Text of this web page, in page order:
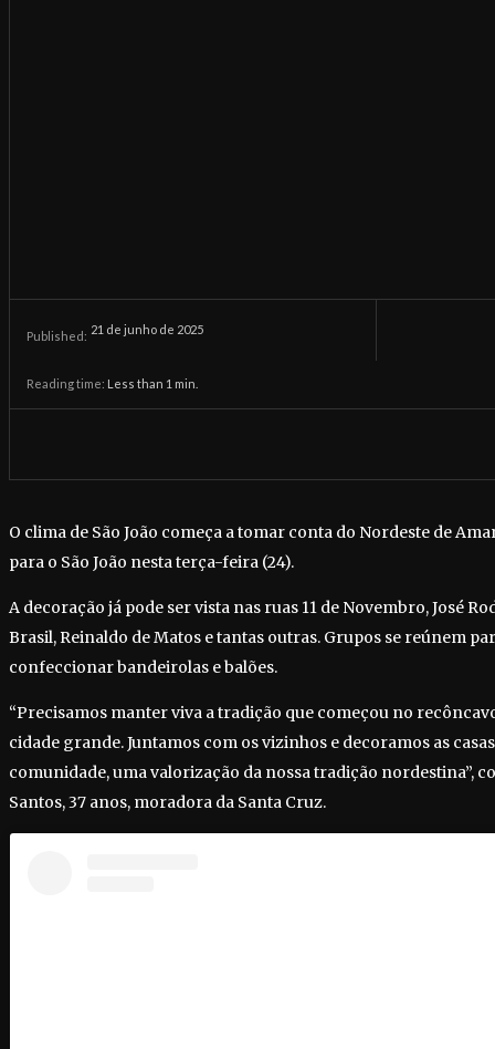
Published: 21 de junho de 2025
Reading time: Less than 1 min.
O clima de São João começa a tomar conta do Nordeste de
para o São João nesta terça-feira (24).
A decoração já pode ser vista nas ruas 11 de Novembro, José
Brasil, Reinaldo de Matos e tantas outras. Grupos se reúnem
confeccionar bandeirolas e balões.
“Precisamos manter viva a tradição que começou no
cidade grande. Juntamos com os vizinhos e decoramos as
comunidade, uma valorização da nossa tradição nordestina”,
Santos, 37 anos, moradora da Santa Cruz.